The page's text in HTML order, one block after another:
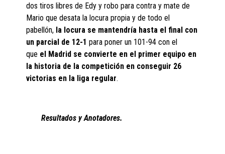
dos tiros libres de Edy y robo para contra y mate de
Mario que desata la locura propia y de todo el
pabellón, la locura se mantendría hasta el final con
un parcial de 12-1para poner un 101-94 con el
que el Madrid se convierte en el primer equipo en
la historia de la competición en conseguir 26
victorias en la liga regular.
Resultados y Anotadores.